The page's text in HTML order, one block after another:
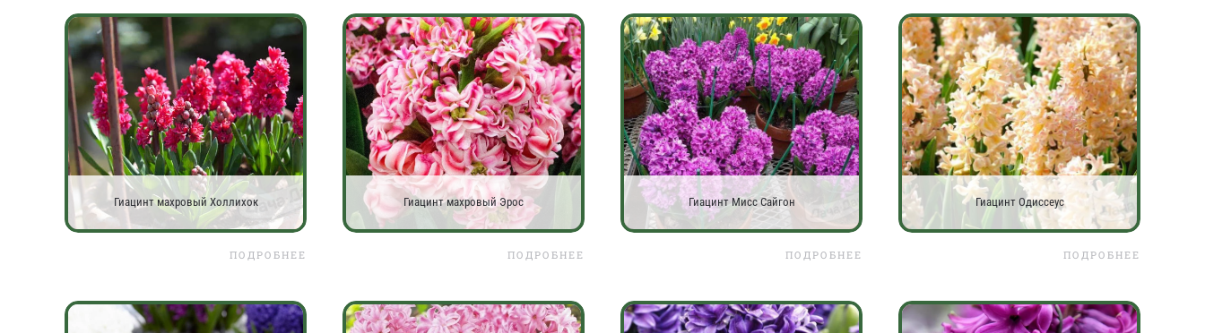
Гиацинт махровый Холлихок
ПОДРОБНЕЕ
Гиацинт махровый Эрос
ПОДРОБНЕЕ
Гиацинт Мисс Сайгон
ПОДРОБНЕЕ
Гиацинт Одиссеус
ПОДРОБНЕЕ